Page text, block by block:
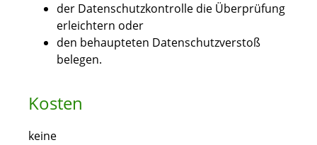
der Datenschutzkontrolle die Überprüfung
erleichtern oder
den behaupteten Datenschutzverstoß
belegen.
Kosten
keine